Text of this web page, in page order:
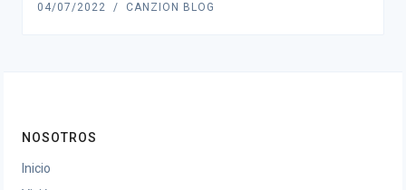
04/07/2022 CANZION BLOG
NOSOTROS
Inicio